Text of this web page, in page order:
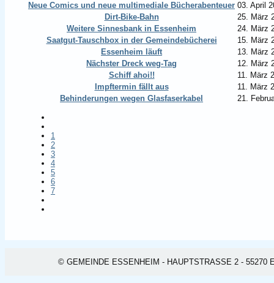
Neue Comics und neue multimediale Bücherabenteuer 03. April
Dirt-Bike-Bahn
25. März
Weitere Sinnesbank in Essenheim
24. März
Saatgut-Tauschbox in der Gemeindebücherei
15. März
Essenheim läuft
13. März
Nächster Dreck weg-Tag
12. März
Schiff ahoi!!
11. März
Impftermin fällt aus
11. März
Behinderungen wegen Glasfaserkabel
21.
1
2
3
4
5
6
7
© GEMEINDE ESSENHEIM - HAUPTSTRASSE 2 - 55270